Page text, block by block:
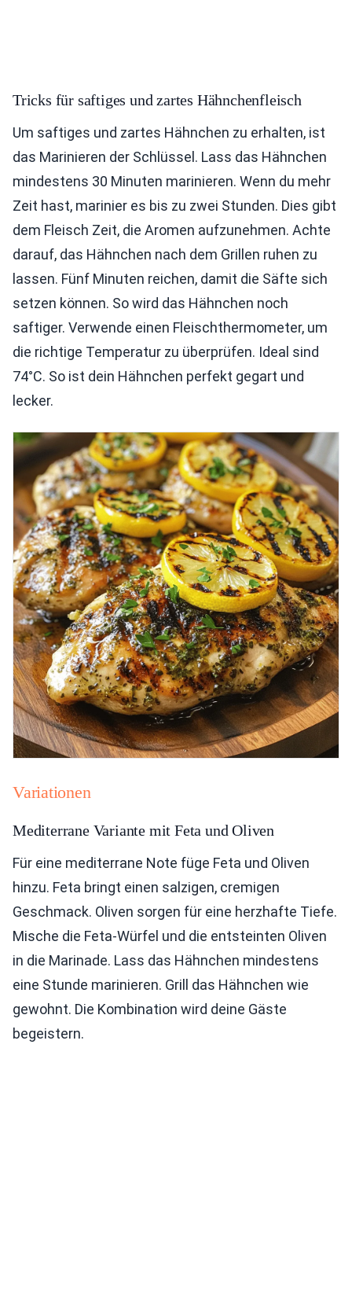
Tricks für saftiges und zartes Hähnchenfleisch
Um saftiges und zartes Hähnchen zu erhalten, ist
das Marinieren der Schlüssel. Lass das Hähnchen
mindestens 30 Minuten marinieren. Wenn du mehr
Zeit hast, marinier es bis zu zwei Stunden. Dies gibt
dem Fleisch Zeit, die Aromen aufzunehmen. Achte
darauf, das Hähnchen nach dem Grillen ruhen zu
lassen. Fünf Minuten reichen, damit die Säfte sich
setzen können. So wird das Hähnchen noch
saftiger. Verwende einen Fleischthermometer, um
die richtige Temperatur zu überprüfen. Ideal sind
74°C. So ist dein Hähnchen perfekt gegart und
lecker.
Variationen
Mediterrane Variante mit Feta und Oliven
Für eine mediterrane Note füge Feta und Oliven
hinzu. Feta bringt einen salzigen, cremigen
Geschmack. Oliven sorgen für eine herzhafte Tiefe.
Mische die Feta-Würfel und die entsteinten Oliven
in die Marinade. Lass das Hähnchen mindestens
eine Stunde marinieren. Grill das Hähnchen wie
gewohnt. Die Kombination wird deine Gäste
begeistern.